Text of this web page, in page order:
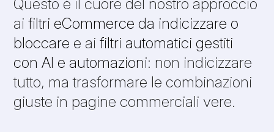
aifiltri eCommerce da indicizzare o
bloccare e aifiltri automatici gestiti
con AI e automazioni: non indicizzare
tutto, ma trasformare le combinazioni
giuste in pagine commerciali vere.